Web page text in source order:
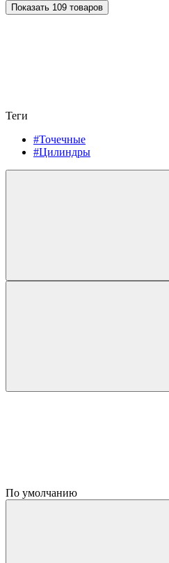
Показать 109 товаров
Теги
#Точечные
#Цилиндры
По умолчанию